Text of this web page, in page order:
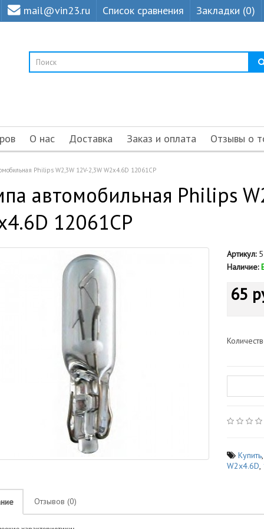
mail@vin23.ru Список сравнения Закладки (0)
О нас Доставка Заказ и оплата Отзывы о
Philips W2,3W 12V-2,3W W2x4.6D 12061CP
автомобильная Philips
12061CP
Артикул:
Наличие:
65
Купить
W2x4.6D,
Отзывов (0)